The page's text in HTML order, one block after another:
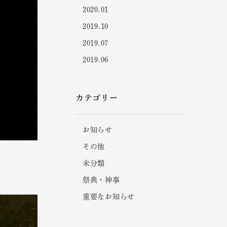
2020.01
2019.10
2019.07
2019.06
カテゴリー
お知らせ
その他
未分類
祭典・神事
重要なお知らせ